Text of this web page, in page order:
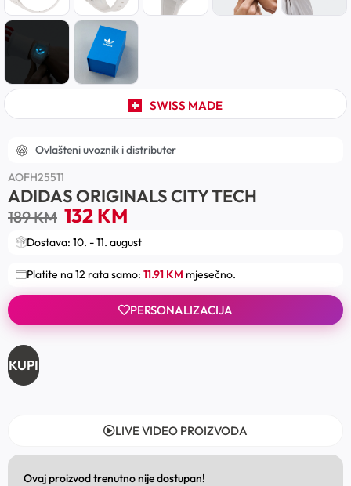
SWISS MADE
Ovlašteni uvoznik i distributer
AOFH25511
ADIDAS ORIGINALS CITY TECH
189KM 132KM
Dostava: 10. - 11. august
Platite na 12 rata samo: 11.91 KM mjesečno.
PERSONALIZACIJA
KUPI
LIVE VIDEO PROIZVODA
Ovaj proizvod trenutno nije dostupan!